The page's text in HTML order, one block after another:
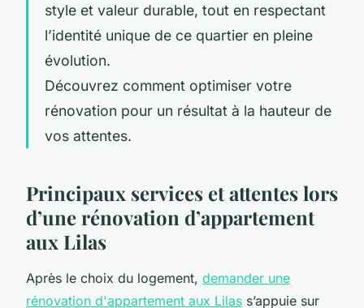
style et valeur durable, tout en respectant
l’identité unique de ce quartier en pleine
évolution.
Découvrez comment optimiser votre
rénovation pour un résultat à la hauteur de
vos attentes.
Principaux services et attentes lors
d’une rénovation d’appartement
aux Lilas
Après le choix du logement, demander une
rénovation d'appartement aux Lilas s’appuie sur